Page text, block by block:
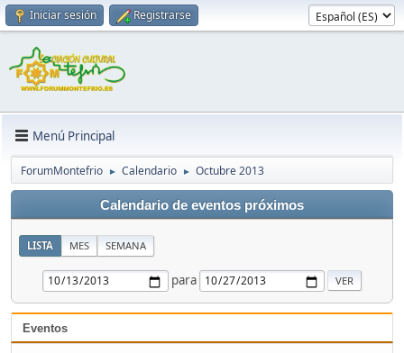
Iniciar sesión Registrarse
Menú Principal
ForumMontefrio ► Calendario ► Octubre 2013
Calendario de eventos próximos
LISTA MES SEMANA
para
Eventos